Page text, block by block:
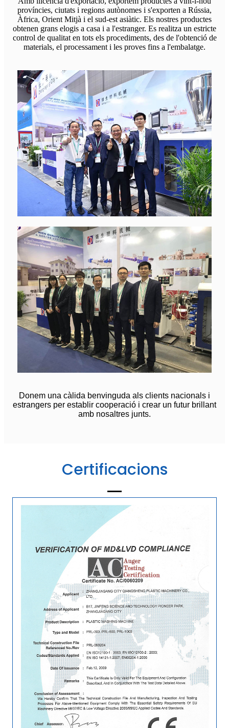
províncies, ciutats i regions autònomes i s'exporten a Rússia,
Àfrica, Orient Mitjà i el sud-est asiàtic. Els nostres productes
obtenen grans elogis a casa i a l'estranger. Es realitza un estricte
control de qualitat en tots els procediments, des de l'obtenció de
materials, el processament i les proves fins a l'embalatge.
Donem una càlida benvinguda als clients nacionals i
estrangers per establir cooperació i crear un futur brillant
amb nosaltres junts.
Certificacions